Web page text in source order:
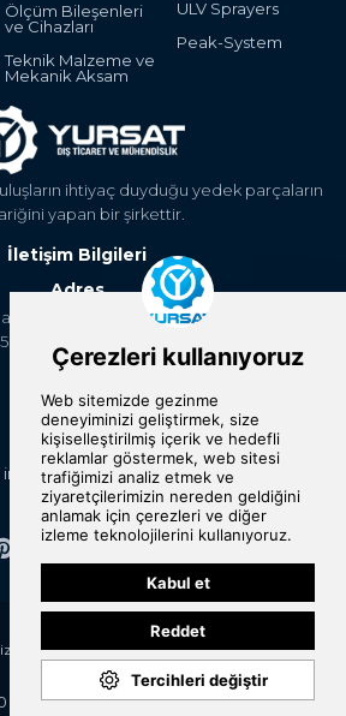
ihtiyaç duyduğu yedek parçaların
yapan bir şirkettir.
Ölçüm Bileşenleri
ve Cihazları
Teknik Malzeme ve
Mekanik Aksam
ULV Sprayers
Peak-System
İletişim Bilgileri
Adres
Cad. 4. Kantar Sok. Asya Plaza Kat:5
Osmangazi/BURSA
+90 224 2400304
E-Posta
info@yursat.com.tr
Bizi Takip Edin
Değiştirin Kategoriler
Markalar
Referanslar
İletişim
Yursat All rights reserved